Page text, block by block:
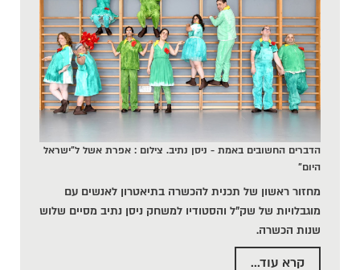
הדברים החשובים באמת - ניסן נתיב. צילום : אפרת אשל ל"ישראל
היום"
מחזור ראשון של תכנית להכשרה בתיאטרון לאנשים עם
מוגבלויות של שק"ל והסטודיו למשחק ניסן נתיב מסיים שלוש
שנות הכשרה.
קרא עוד...